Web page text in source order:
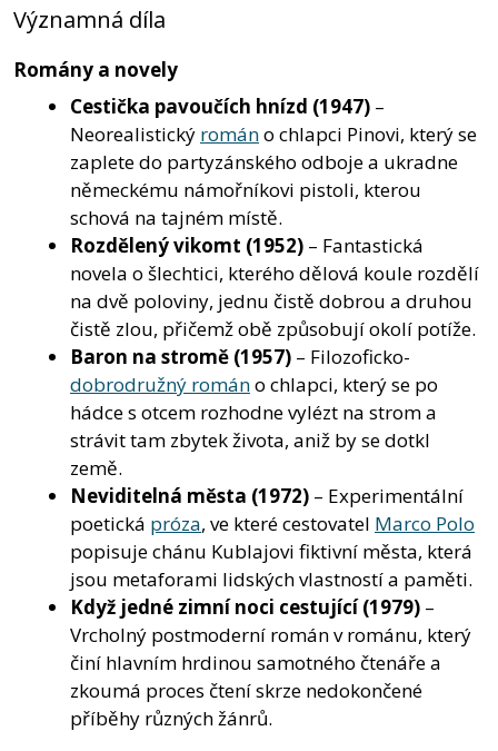
Významná díla
Romány a novely
Cestička pavoučích hnízd (1947) –
Neorealistický románo chlapci Pinovi, který se
zaplete do partyzánského odboje a ukradne
německému námořníkovi pistoli, kterou
schová na tajném místě.
Rozdělený vikomt (1952) – Fantastická
novela o šlechtici, kterého dělová koule rozdělí
na dvě poloviny, jednu čistě dobrou a druhou
čistě zlou, přičemž obě způsobují okolí potíže.
Baron na stromě (1957) – Filozoficko-
dobrodružný románo chlapci, který se po
hádce s otcem rozhodne vylézt na strom a
strávit tam zbytek života, aniž by se dotkl
země.
Neviditelná města (1972) – Experimentální
poetická próza, ve které cestovatel Marco Polo
popisuje chánu Kublajovi fiktivní města, která
jsou metaforami lidských vlastností a paměti.
Když jedné zimní noci cestující(1979) –
Vrcholný postmoderní román v románu, který
činí hlavním hrdinou samotného čtenáře a
zkoumá proces čtení skrze nedokončené
příběhy různých žánrů.